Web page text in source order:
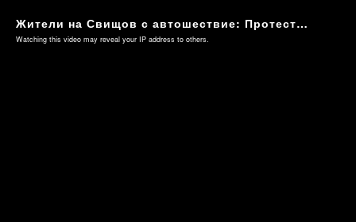
Жители на Свищов с автошествие: Протестираха срещу подстанции до домовете им и свлачище (Видео 1)
Watching this video may reveal your IP address to others.